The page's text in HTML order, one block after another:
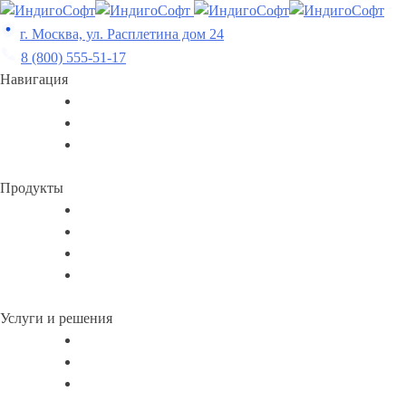
Skip
to
content
г. Москва, ул. Расплетина дом 24
8 (800) 555-51-17
Навигация
Продукты
Услуги и решения